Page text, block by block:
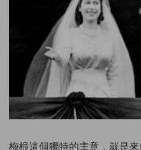
梅根這個獨特的主意，就是